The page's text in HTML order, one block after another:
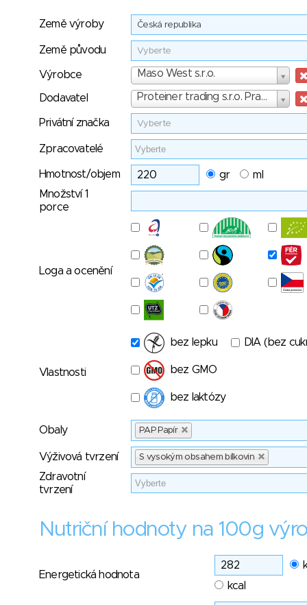
Země výroby Česká republika
Země původu Vyberte
Výrobce Maso West s.r.o.
Výrobce
Dodavatel Proteiner trading s.r.o. Praha
Dodavatel
Privátní značka Vyberte
Zpracovatelé
Hmotnost/objem gr
ml
Množství 1
porce
Loga a ocenění
Vlastnosti
bez lepku DIA (bez
bez GMO
bez laktózy
Obaly PAP Papír
Výživová tvrzení S vysokým obsahem bílkovin
Zdravotní
tvrzení
Nutriční hodnoty na 100g
Energetická hodnota
kcal